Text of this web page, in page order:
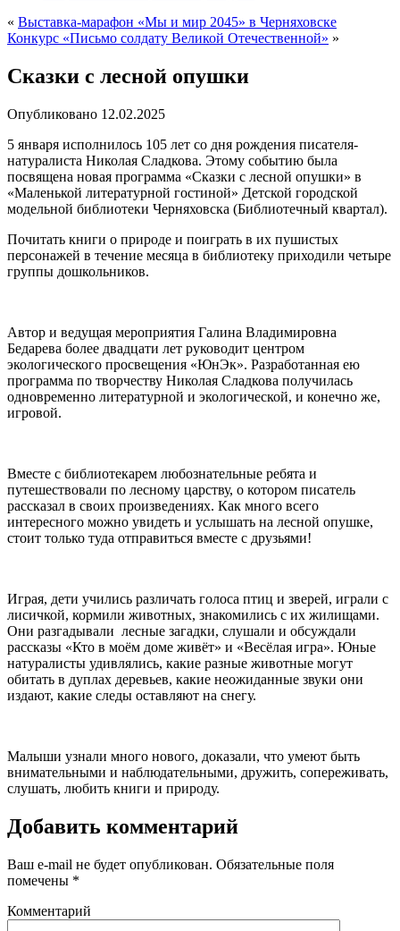
« Выставка-марафон «Мы и мир 2045» в Черняховске
Конкурс «Письмо солдату Великой Отечественной» »
Сказки с лесной опушки
Опубликовано 12.02.2025
5 января исполнилось 105 лет со дня рождения писателя-
натуралиста Николая Сладкова. Этому событию была
посвящена новая программа «Сказки с лесной опушки» в
«Маленькой литературной гостиной» Детской городской
модельной библиотеки Черняховска (Библиотечный квартал).
Почитать книги о природе и поиграть в их пушистых
персонажей в течение месяца в библиотеку приходили четыре
группы дошкольников.
Автор и ведущая мероприятия Галина Владимировна
Бедарева более двадцати лет руководит центром
экологического просвещения «ЮнЭк». Разработанная ею
программа по творчеству Николая Сладкова получилась
одновременно литературной и экологической, и конечно же,
игровой.
Вместе с библиотекарем любознательные ребята и
путешествовали по лесному царству, о котором писатель
рассказал в своих произведениях. Как много всего
интересного можно увидеть и услышать на лесной опушке,
стоит только туда отправиться вместе с друзьями!
Играя, дети учились различать голоса птиц и зверей, играли с
лисичкой, кормили животных, знакомились с их жилищами.
Они разгадывали лесные загадки, слушали и обсуждали
рассказы «Кто в моём доме живёт» и «Весёлая игра». Юные
натуралисты удивлялись, какие разные животные могут
обитать в дуплах деревьев, какие неожиданные звуки они
издают, какие следы оставляют на снегу.
Малыши узнали много нового, доказали, что умеют быть
внимательными и наблюдательными, дружить, сопереживать,
слушать, любить книги и природу.
Добавить комментарий
Ваш e-mail не будет опубликован. Обязательные поля
помечены *
Комментарий